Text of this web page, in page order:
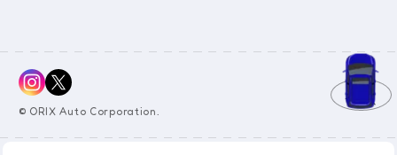
arrow_forward
TOPへ
© ORIX Auto Corporation.